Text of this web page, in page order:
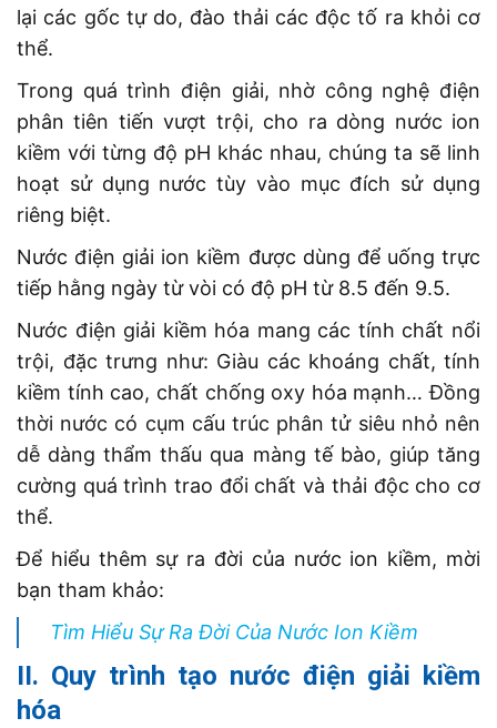
lại các gốc tự do, đào thải các độc tố ra khỏi cơ
thể.
Trong quá trình điện giải, nhờ công nghệ điện
phân tiên tiến vượt trội, cho ra dòng nước ion
kiềm với từng độ pH khác nhau, chúng ta sẽ linh
hoạt sử dụng nước tùy vào mục đích sử dụng
riêng biệt.
Nước điện giải ion kiềm được dùng để uống trực
tiếp hằng ngày từ vòi có độ pH từ 8.5 đến 9.5.
Nước điện giải kiềm hóa mang các tính chất nổi
trội, đặc trưng như: Giàu các khoáng chất, tính
kiềm tính cao, chất chống oxy hóa mạnh… Đồng
thời nước có cụm cấu trúc phân tử siêu nhỏ nên
dễ dàng thẩm thấu qua màng tế bào, giúp tăng
cường quá trình trao đổi chất và thải độc cho cơ
thể.
Để hiểu thêm sự ra đời của nước ion kiềm, mời
bạn tham khảo:
Tìm Hiểu Sự Ra Đời Của Nước Ion Kiềm
II. Quy trình tạo nước điện giải kiềm
hóa